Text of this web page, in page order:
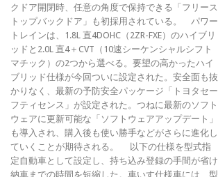
クドア開閉時、任意の角度で保持できる「フリース
トップバックドア」も初採用されている。 パワー
トレインは、1.8L 直4DOHC（2ZR-FXE）のハイブリ
ッドと2.0L 直4＋CVT（10速シーケンシャルシフト
マチック）の2つから選べる。要望の高かったハイ
ブリッド仕様が今回ついに設定された。安全面も抜
かりなく、最新の予防安全パッケージ「トヨタセー
フティセンス」が設定された。つねに最新のソフト
ウェアに更新可能な「ソフトウェアアップデート」
も導入され、購入後も使い勝手などがさらに進化し
ていくことが期待される。 以下の仕様を型式指
定自動車として設定し、持ち込み登録の手間が省け
納車までの時間を短縮した。車いす仕様車には、型